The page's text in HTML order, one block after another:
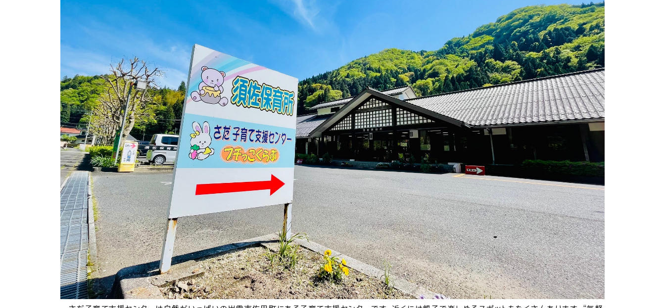
くらしの便利情報 子育て便利帳
ごみ出し
おたすけアプリ
各種申請書・
様式ダウンロード
電子申請・
手続きガイド
防災情報サイト
出雲新話2030
出雲市総合振興計画
市役所へのアクセス 各課へのお問い合わせ サイトマップ